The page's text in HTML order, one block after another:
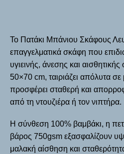
Το Πατάκι Μπάνιου Σκάφους
επαγγελματικά σκάφη που
υγιεινής, άνεσης και
50×70 cm, ταιριάζει απόλυτα
προσφέρει σταθερή και
από τη ντουζιέρα ή τον νιπτήρα.
Η σύνθεση 100% βαμβάκι, η
βάρος 750gsm εξασφαλίζουν
μαλακή αίσθηση και